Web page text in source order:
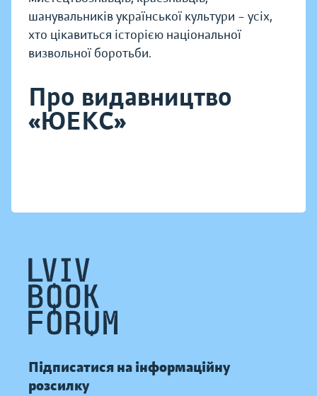
шанувальників української культури – усіх,
хто цікавиться історією національної
визвольної боротьби.
Про видавництво
«ЮЕКС»
Підписатися на інформаційну
розсилку